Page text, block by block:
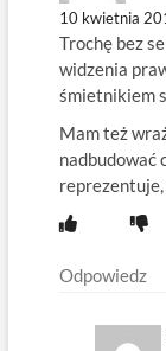
10 kwietnia
Trochę bez
widzenia
śmietnikiem
Mam też
nadbudować
Odpowiedz